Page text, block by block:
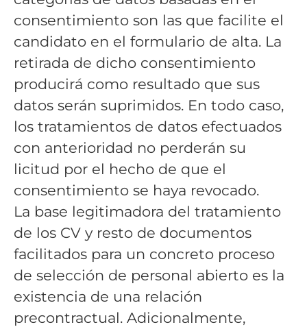
consentimiento son las que facilite el
candidato en el formulario de alta. La
retirada de dicho consentimiento
producirá como resultado que sus
datos serán suprimidos. En todo caso,
los tratamientos de datos efectuados
con anterioridad no perderán su
licitud por el hecho de que el
consentimiento se haya revocado.
La base legitimadora del tratamiento
de los CV y resto de documentos
facilitados para un concreto proceso
de selección de personal abierto es la
existencia de una relación
precontractual. Adicionalmente,